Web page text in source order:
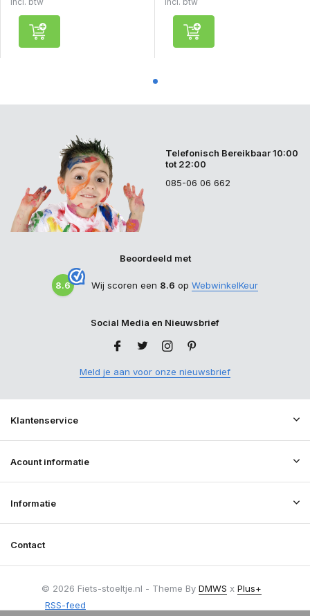
Telefonisch Bereikbaar 10:00
tot 22:00
085-06 06 662
Beoordeeld met
8.6 Wij scoren een 8.6 op WebwinkelKeur
Social Media en Nieuwsbrief
Meld je aan voor onze nieuwsbrief
Klantenservice
Acount informatie
Informatie
Contact
© 2026 Fiets-stoeltje.nl - Theme By DMWS x Plus+
RSS-feed